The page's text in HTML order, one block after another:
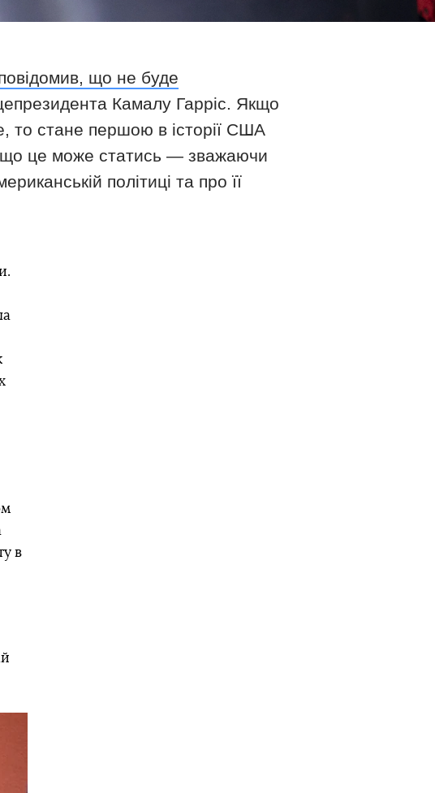
що не буде
Камалу Гарріс. Якщо
то стане першою в історії США
що це може статись — зважаючи
політиці та про її
в